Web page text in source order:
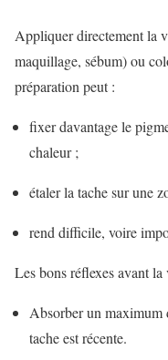
Appliquer directement la
maquillage, sébum) ou
préparation peut :
fixer davantage le
chaleur ;
étaler la tache sur une
rend difficile, voire
Les bons réflexes avant la
Absorber un maximum
tache est récente.